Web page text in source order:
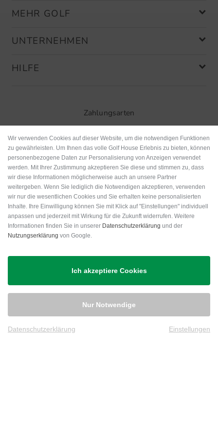
MEHR GOLF
UNTERNEHMEN
HILFE
Zahlungsarten
Versand
Wir verwenden Cookies auf dieser Website, um die notwendigen Funktionen
zu gewährleisten. Um Ihnen das volle Golf House Erlebnis zu bieten, können
personenbezogene Daten zur Personalisierung von Anzeigen verwendet
werden. Mit Ihrer Zustimmung akzeptieren Sie diese und stimmen zu, dass
wir diese Informationen möglicherweise auch an unsere Partner
weitergeben. Wenn Sie lediglich die Notwendigen akzeptieren, verwenden
wir nur die wesentlichen Cookies und Sie erhalten keine personalisierten
Inhalte. Ihre Einwilligung können Sie mit Klick auf "Einstellungen" individuell
anpassen und jederzeit mit Wirkung für die Zukunft widerrufen. Weitere
Informationen finden Sie in unserer Datenschutzerklärung und der
Nutzungserklärung von Google.
Ich akzeptiere Cookies
Nur Notwendige
Datenschutzerklärung Einstellungen